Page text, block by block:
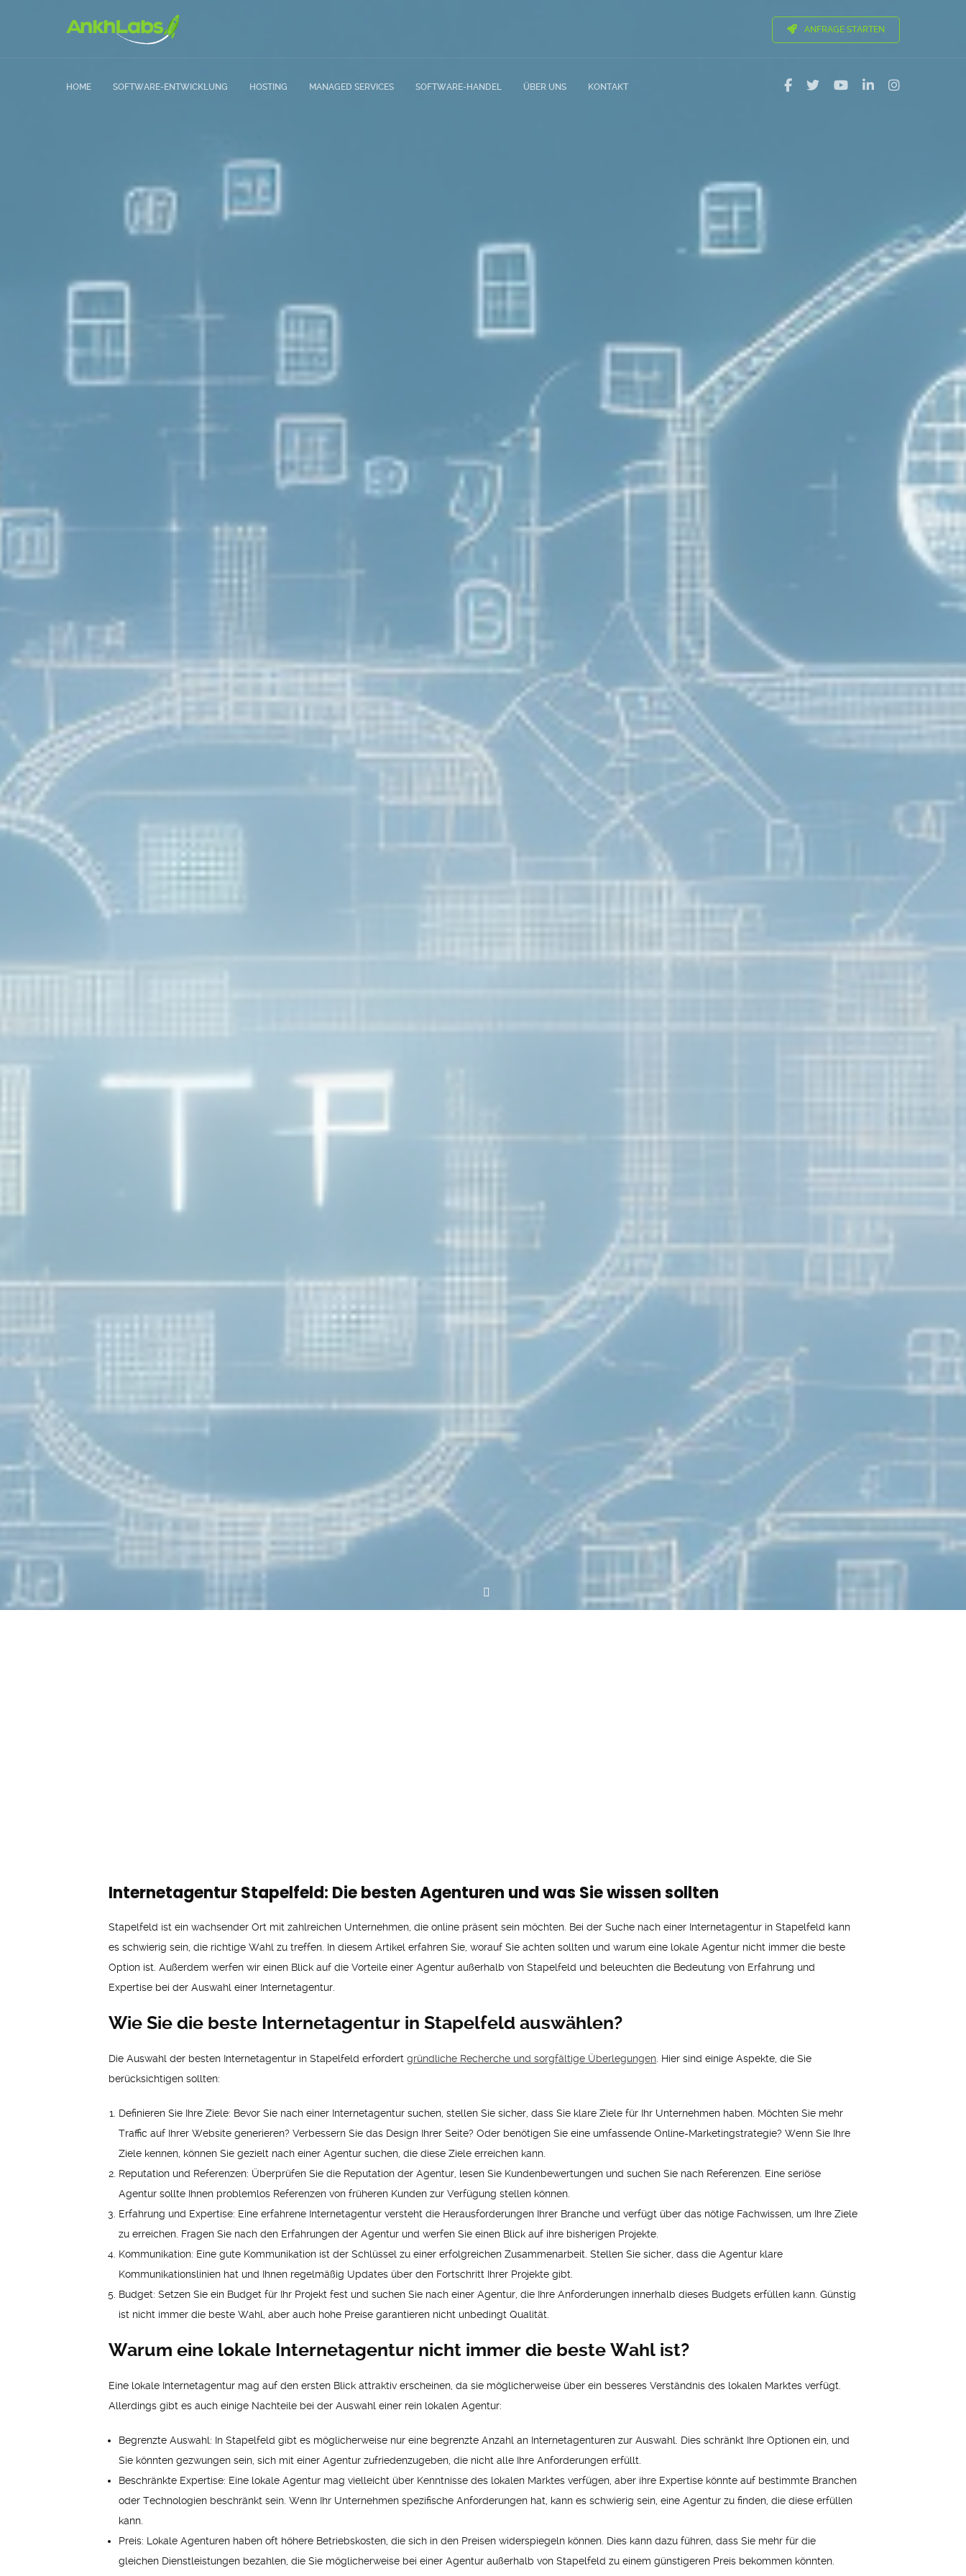
ANFRAGE STARTEN
HOME SOFTWARE-ENTWICKLUNG HOSTING MANAGED SERVICES SOFTWARE-HANDEL ÜBER UNS KONTAKT
Internetagentur Stapelfeld: Die besten Agenturen und was Sie wissen sollten
Stapelfeld ist ein wachsender Ort mit zahlreichen Unternehmen, die online präsent sein möchten. Bei der Suche nach einer Internetagentur in Stapelfeld kann
es schwierig sein, die richtige Wahl zu treffen. In diesem Artikel erfahren Sie, worauf Sie achten sollten und warum eine lokale Agentur nicht immer die beste
Option ist. Außerdem werfen wir einen Blick auf die Vorteile einer Agentur außerhalb von Stapelfeld und beleuchten die Bedeutung von Erfahrung und
Expertise bei der Auswahl einer Internetagentur.
Wie Sie die beste Internetagentur in Stapelfeld auswählen?
Die Auswahl der besten Internetagentur in Stapelfeld erfordert gründliche Recherche und sorgfältige Überlegungen . Hier sind einige Aspekte, die Sie
berücksichtigen sollten:
Definieren Sie Ihre Ziele: Bevor Sie nach einer Internetagentur suchen, stellen Sie sicher, dass Sie klare Ziele für Ihr Unternehmen haben. Möchten Sie mehr
Traffic auf Ihrer Website generieren? Verbessern Sie das Design Ihrer Seite? Oder benötigen Sie eine umfassende Online-Marketingstrategie? Wenn Sie Ihre
Ziele kennen, können Sie gezielt nach einer Agentur suchen, die diese Ziele erreichen kann.
Reputation und Referenzen: Überprüfen Sie die Reputation der Agentur, lesen Sie Kundenbewertungen und suchen Sie nach Referenzen. Eine seriöse
Agentur sollte Ihnen problemlos Referenzen von früheren Kunden zur Verfügung stellen können.
Erfahrung und Expertise: Eine erfahrene Internetagentur versteht die Herausforderungen Ihrer Branche und verfügt über das nötige Fachwissen, um Ihre Ziele
zu erreichen. Fragen Sie nach den Erfahrungen der Agentur und werfen Sie einen Blick auf ihre bisherigen Projekte.
Kommunikation: Eine gute Kommunikation ist der Schlüssel zu einer erfolgreichen Zusammenarbeit. Stellen Sie sicher, dass die Agentur klare
Kommunikationslinien hat und Ihnen regelmäßig Updates über den Fortschritt Ihrer Projekte gibt.
Budget: Setzen Sie ein Budget für Ihr Projekt fest und suchen Sie nach einer Agentur, die Ihre Anforderungen innerhalb dieses Budgets erfüllen kann. Günstig
ist nicht immer die beste Wahl, aber auch hohe Preise garantieren nicht unbedingt Qualität.
Warum eine lokale Internetagentur nicht immer die beste Wahl ist?
Eine lokale Internetagentur mag auf den ersten Blick attraktiv erscheinen, da sie möglicherweise über ein besseres Verständnis des lokalen Marktes verfügt.
Allerdings gibt es auch einige Nachteile bei der Auswahl einer rein lokalen Agentur:
Begrenzte Auswahl: In Stapelfeld gibt es möglicherweise nur eine begrenzte Anzahl an Internetagenturen zur Auswahl. Dies schränkt Ihre Optionen ein, und
Sie könnten gezwungen sein, sich mit einer Agentur zufriedenzugeben, die nicht alle Ihre Anforderungen erfüllt.
Beschränkte Expertise: Eine lokale Agentur mag vielleicht über Kenntnisse des lokalen Marktes verfügen, aber ihre Expertise könnte auf bestimmte Branchen
oder Technologien beschränkt sein. Wenn Ihr Unternehmen spezifische Anforderungen hat, kann es schwierig sein, eine Agentur zu finden, die diese erfüllen
kann.
Preis: Lokale Agenturen haben oft höhere Betriebskosten, die sich in den Preisen widerspiegeln können. Dies kann dazu führen, dass Sie mehr für die
gleichen Dienstleistungen bezahlen, die Sie möglicherweise bei einer Agentur außerhalb von Stapelfeld zu einem günstigeren Preis bekommen könnten.